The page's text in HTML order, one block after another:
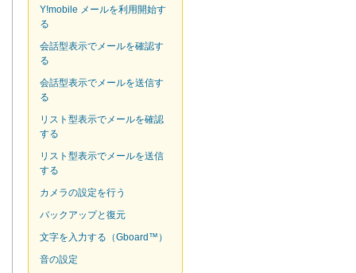
Y!mobile メールを利用開始す
る
会話型表示でメールを確認す
る
会話型表示でメールを送信す
る
リスト型表示でメールを確認
する
リスト型表示でメールを送信
する
カメラの設定を行う
バックアップと復元
文字を入力する（Gboard™）
音の設定